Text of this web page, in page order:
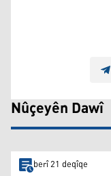
Nûçeyên Dawî
berî 21 deqîqe